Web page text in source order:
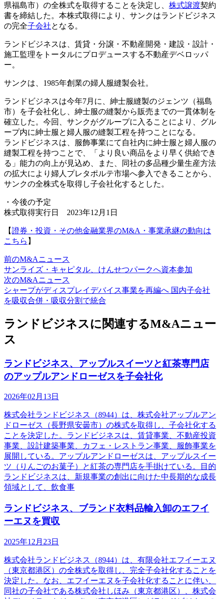
県福島市）の全株式を取得することを決定し、 株式譲渡契約
書を締結した。本株式取得により、サンクはランドビジネス
の完全子会社となる。
ランドビジネスは、賃貸・分譲・不動産開発・建設・設計・
施工監理をトータルにプロデュースする不動産デベロッパ
ー。
サンクは、1985年創業の婦人服縫製会社。
ランドビジネスは今年7月に、紳士服縫製のジェンツ（福島
市）を子会社化し、紳士服の縫製から販売までの一貫体制を
確立した。今回、サンクがグループに入ることにより、グル
ープ内に紳士服と婦人服の縫製工程を持つことになる。
ランドビジネスは、服飾事業にて自社内に紳士服と婦人服の
縫製工程を持つことで、「より良い商品をより早く供給でき
る」能力の向上が見込め、また、同社の多品種少量生産方法
の拡大により婦人プレタポルテ市場へ参入できることから、
サンクの全株式を取得し子会社化するとした。
・今後の予定
株式取得実行日 2023年12月1日
【證券・投資・その他金融業界のM&A・事業承継の動向は
こちら 】
前のM&Aニュース
サンライズ・キャピタル、けんせつパークへ資本参加
次のM&Aニュース
シャープがディスプレイデバイス事業を再編へ 国内子会社
を吸収合併・吸収分割で統合
ランドビジネスに関連するM&Aニュー
ス
ランドビジネス、アップルスイーツと紅茶専門店
のアップルアンドローゼスを子会社化
2026年02月13日
株式会社ランドビジネス（8944）は、株式会社アップルアン
ドローゼス（長野県安曇市）の株式を取得し、子会社化する
ことを決定した。ランドビジネスは、賃貸事業、不動産投資
事業、設計建築事業、カフェ・レストラン事業、服飾事業を
展開している。アップルアンドローゼスは、アップルスイー
ツ（りんごのお菓子）と紅茶の専門店を手掛けている。目的
ランドビジネスは、新規事業の創出に向けた中長期的な成長
領域として、飲食事
ランドビジネス、ブランド衣料品輸入卸のエフイ
ーエヌを買収
2025年12月23日
株式会社ランドビジネス（8944）は、有限会社エフイーエヌ
（東京都港区）の全株式を取得し、完全子会社化することを
決定した。なお、エフイーエヌを子会社化することに伴い、
同社の子会社である株式会社しほみ（東京都港区）、株式会